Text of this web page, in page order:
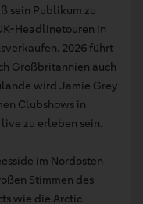
sein Publikum zu
Headlinetouren in
2026 führt
Großbritannien auch
wird Jamie Grey
Clubshows in
zu erleben sein.
im Nordosten
Stimmen des
wie die Arctic